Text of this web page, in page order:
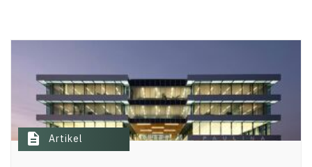
description Artikel